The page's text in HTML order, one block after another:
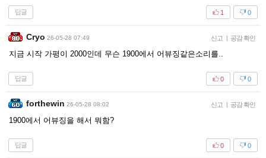
답글 0
1
Cryo 26-05-28 07:49 신고 | 공감 확인
지금 시작 가평이 2000인데 무슨 1900에서 어뷰징같은소리를..
답글 0
0
forthewin 26-05-28 08:02 신고 | 공감 확인
1900에서 어뷰징을 해서 뭐함?
답글 0
0